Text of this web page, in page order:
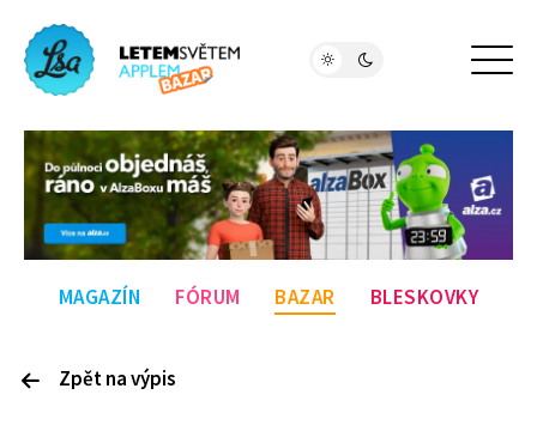
MAGAZÍN FÓRUM BAZAR BLESKOVKY
Zpět na výpis